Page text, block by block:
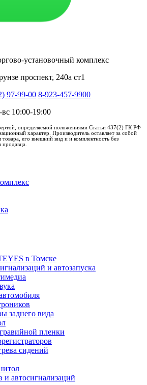
установочный комплекс
проспект, 240а ст1
97-99-00 8-923-457-9900
10:00-19:00
определяемой положениями Статьи 437(2) ГК РФ
характер. Производитель оставляет за собой
товара, его внешний вид и и комплектность без
продавца.
в Томске
и автозапуска
заднего вида
пленки
сидений
и автосигнализаций